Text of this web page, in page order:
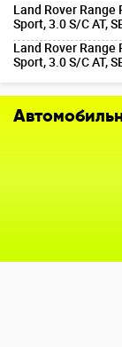
Land Rover Range
Sport, 3.0 S/C AT,
Land Rover Range
Sport, 3.0 S/C AT,